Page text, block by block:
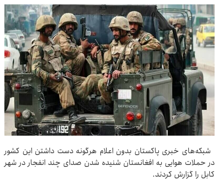
شبکه‌های خبری پاکستان بدون اعلام هرگونه دست داشتن این کشور
در حملات هوایی به افغانستان شنیده شدن صدای چند انفجار در شهر
کابل را گزارش کردند.